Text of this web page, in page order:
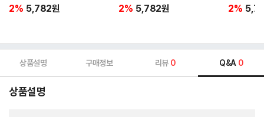
2% 5,782원 2% 5,782원 2%
상품설명 구매정보 리뷰 0 Q&A 0
상품설명